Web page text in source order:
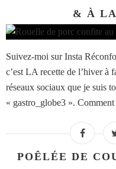
& À
Suivez-moi sur Insta
c’est LA recette de l’hiver à
réseaux sociaux que je suis
« gastro_globe3 ».
POÊLÉE DE